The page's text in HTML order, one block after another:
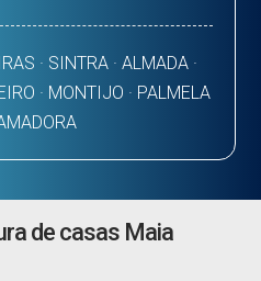
· SINTRA · ALMADA ·
· MONTIJO · PALMELA
de casas Maia